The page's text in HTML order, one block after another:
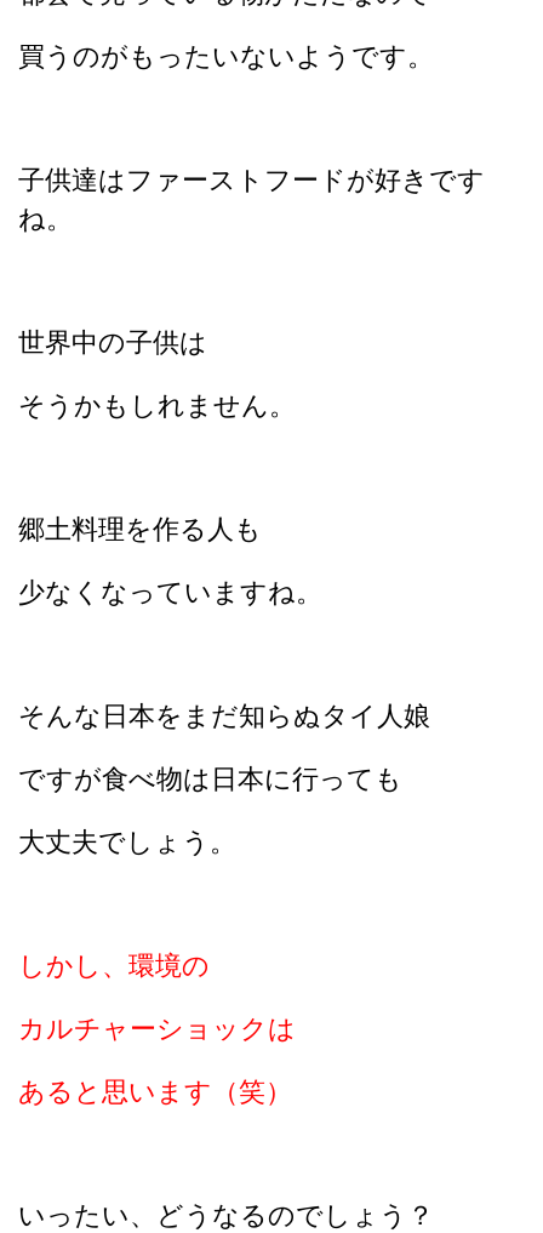
買うのがもったいないようです。
子供達はファーストフードが好きです
ね。
世界中の子供は
そうかもしれません。
郷土料理を作る人も
少なくなっていますね。
そんな日本をまだ知らぬタイ人娘
ですが食べ物は日本に行っても
大丈夫でしょう。
しかし、環境の
カルチャーショックは
あると思います（笑）
いったい、どうなるのでしょう？